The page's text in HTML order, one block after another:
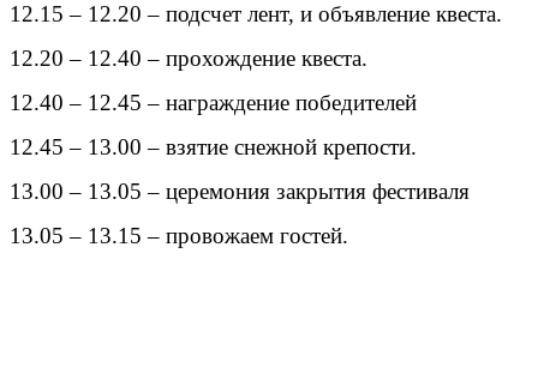
12.15 – 12.20 – подсчет лент, и объявление квеста.
12.20 – 12.40 – прохождение квеста.
12.40 – 12.45 – награждение победителей
12.45 – 13.00 – взятие снежной крепости.
13.00 – 13.05 – церемония закрытия фестиваля
13.05 – 13.15 – провожаем гостей.